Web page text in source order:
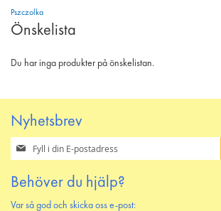
Pszczolka
Önskelista
Du har inga produkter på önskelistan.
Nyhetsbrev
Prenumerera
på
nyhetsbrev
Behöver du hjälp?
Var så god och skicka oss e-post: